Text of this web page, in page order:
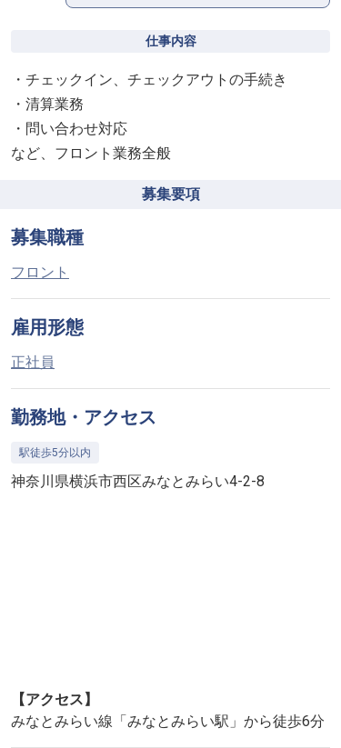
仕事内容
・チェックイン、チェックアウトの手続き
・清算業務
・問い合わせ対応
など、フロント業務全般
募集要項
募集職種
フロント
雇用形態
正社員
勤務地・アクセス
駅徒歩5分以内
神奈川県横浜市西区みなとみらい4-2-8
【アクセス】
みなとみらい線「みなとみらい駅」から徒歩6分